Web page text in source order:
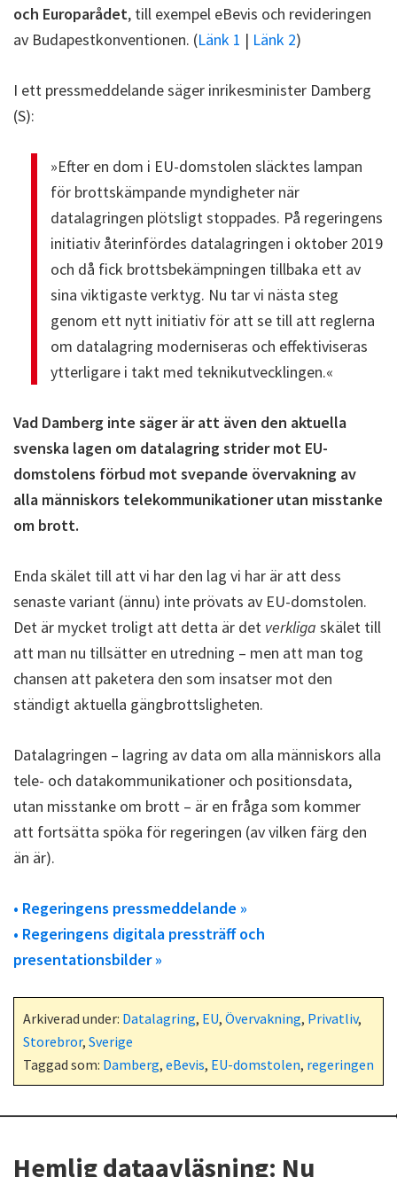
och Europarådet, till exempel eBevis och revideringen
av Budapestkonventionen. (Länk 1 | Länk 2)
I ett pressmeddelande säger inrikesminister Damberg
(S):
»Efter en dom i EU-domstolen släcktes lampan
för brottskämpande myndigheter när
datalagringen plötsligt stoppades. På regeringens
initiativ återinfördes datalagringen i oktober 2019
och då fick brottsbekämpningen tillbaka ett av
sina viktigaste verktyg. Nu tar vi nästa steg
genom ett nytt initiativ för att se till att reglerna
om datalagring moderniseras och effektiviseras
ytterligare i takt med teknikutvecklingen.«
Vad Damberg inte säger är att även den aktuella
svenska lagen om datalagring strider mot EU-
domstolens förbud mot svepande övervakning av
alla människors telekommunikationer utan misstanke
om brott.
Enda skälet till att vi har den lag vi har är att dess
senaste variant (ännu) inte prövats av EU-domstolen.
Det är mycket troligt att detta är det verkliga skälet till
att man nu tillsätter en utredning – men att man tog
chansen att paketera den som insatser mot den
ständigt aktuella gängbrottsligheten.
Datalagringen – lagring av data om alla människors alla
tele- och datakommunikationer och positionsdata,
utan misstanke om brott – är en fråga som kommer
att fortsätta spöka för regeringen (av vilken färg den
än är).
• Regeringens pressmeddelande »
• Regeringens digitala pressträff och
presentationsbilder »
Arkiverad under: Datalagring, EU, Övervakning, Privatliv,
Storebror, Sverige
Taggad som: Damberg, eBevis, EU-domstolen, regeringen
Hemlig dataavläsning: Nu